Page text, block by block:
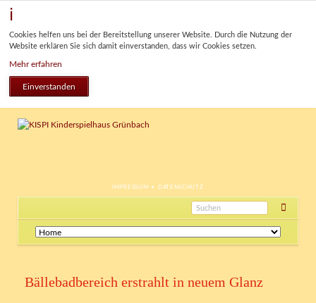
Cookies helfen uns bei der Bereitstellung unserer Website. Durch die Nutzung der
Website erklären Sie sich damit einverstanden, dass wir Cookies setzen.
Mehr erfahren
Einverstanden
NAVIGATION
IMPRESSUM DATENSCHUTZ
Navigation
überspringen
Bällebadbereich erstrahlt in neuem Glanz